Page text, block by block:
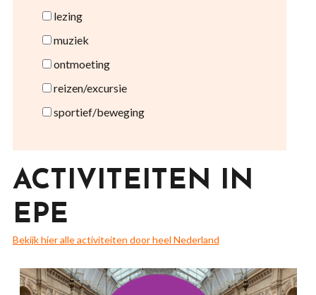
lezing
muziek
ontmoeting
reizen/excursie
sportief/beweging
ACTIVITEITEN IN
EPE
Bekijk hier alle activiteiten door heel Nederland